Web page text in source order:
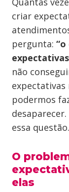
criar
pergunta:
não
expectativas
podermos
essa questão.
O
elas